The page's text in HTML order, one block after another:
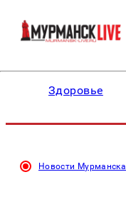
Здоровье
Новости Мурманска